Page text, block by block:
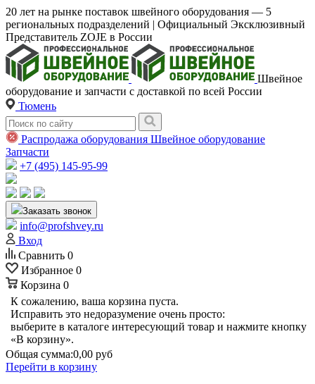
20 лет на рынке поставок швейного оборудования — 5
региональных подразделений | Официальный Эксклюзивный
Представитель ZOJE в России
Швейное
оборудование и запчасти с доставкой по всей России
Тюмень
Распродажа оборудования Швейное оборудование
Запчасти
+7 (495) 145-95-99
Заказать звонок
info@profshvey.ru
Вход
Сравнить 0
Избранное 0
Корзина 0
К сожалению, ваша корзина пуста.
Исправить это недоразумение очень просто:
выберите в каталоге интересующий товар и нажмите кнопку
«В корзину».
Общая сумма:0,00 руб
Перейти в корзину